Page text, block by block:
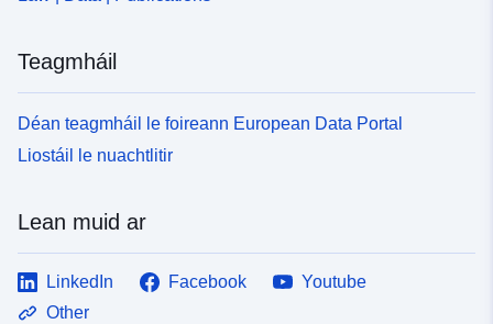
Teagmháil
Déan teagmháil le foireann European Data Portal
Liostáil le nuachtlitir
Lean muid ar
LinkedIn Facebook
Youtube
Other